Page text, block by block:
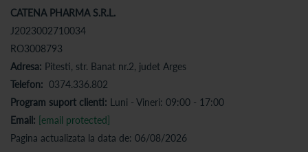
CATENA PHARMA S.R.L.
J2023002710034
RO3008793
Adresa: Pitesti, str. Banat nr.2, judet Arges
Telefon: 0374.336.802
Program suport clienti: Luni - Vineri: 09:00 - 17:00
Email: [email protected]
Pagina actualizata la data de: 06/08/2026